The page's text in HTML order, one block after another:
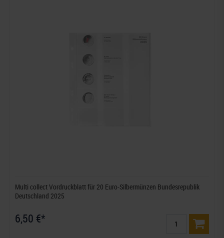
Multi collect Vordruckblatt für 20 Euro-Silbermünzen Bundesrepublik
Deutschland 2025
6,50 €*